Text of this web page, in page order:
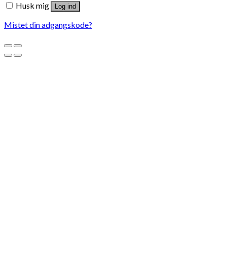
Husk mig
Log ind
Mistet din adgangskode?